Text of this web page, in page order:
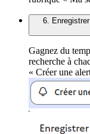
6.
Gagnez du
recherche à
« Créer une